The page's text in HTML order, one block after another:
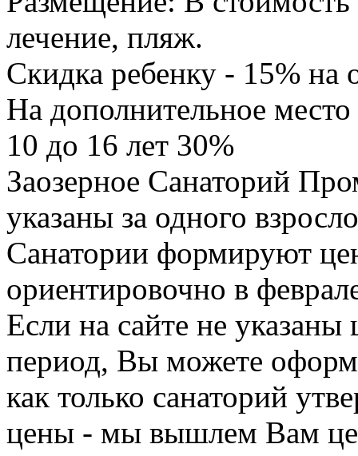
лечение, пляж.
Скидка ребенку - 15% на
На дополнительное
10 до 16 лет 30%
Заозерное Санаторий
указаны за одного
Санатории формируют
ориентировочно в
Если на сайте не
период, Вы можете
как только санаторий
цены - мы вышлем Вам